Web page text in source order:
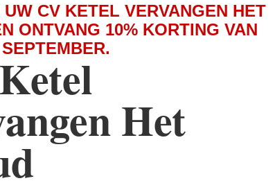
CV KETEL VERVANGEN HET
ONTVANG 10% KORTING VAN
Het